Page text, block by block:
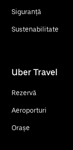
Siguranță
Sustenabilitate
Uber Travel
Rezervă
Aeroporturi
Orașe